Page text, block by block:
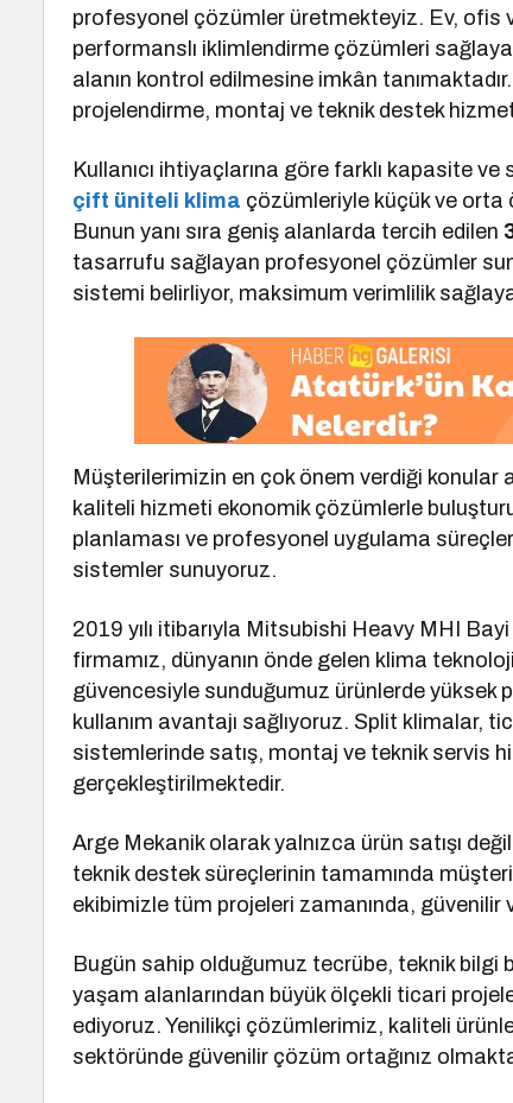
profesyonel çözümler üretmekteyiz. Ev, ofis
performanslı iklimlendirme çözümleri
alanın kontrol edilmesine imkân
projelendirme, montaj ve teknik destek
Kullanıcı ihtiyaçlarına göre farklı kapasite
çift üniteli klima çözümleriyle küçük ve orta
Bunun yanı sıra geniş alanlarda tercih edilen
tasarrufu sağlayan profesyonel çözümler
sistemi belirliyor, maksimum verimlilik
Müşterilerimizin en çok önem verdiği konular
kaliteli hizmeti ekonomik çözümlerle
planlaması ve profesyonel uygulama
sistemler sunuyoruz.
2019 yılı itibarıyla Mitsubishi Heavy MHI
firmamız, dünyanın önde gelen klima
güvencesiyle sunduğumuz ürünlerde yüksek
kullanım avantajı sağlıyoruz. Split klimalar,
sistemlerinde satış, montaj ve teknik servis
gerçekleştirilmektedir.
Arge Mekanik olarak yalnızca ürün satışı
teknik destek süreçlerinin tamamında
ekibimizle tüm projeleri zamanında,
Bugün sahip olduğumuz tecrübe, teknik bilgi
yaşam alanlarından büyük ölçekli ticari
ediyoruz. Yenilikçi çözümlerimiz, kaliteli
sektöründe güvenilir çözüm ortağınız